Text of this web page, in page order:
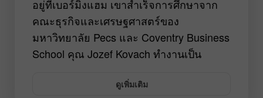
อยู่ที่เบอร์มิงแฮม เขาสำเร็จการศึกษาจาก
คณะธุรกิจและเศรษฐศาสตร์ของ
มหาวิทยาลัย Pecs และ Coventry Business
School คุณ Jozef Kovach ทำงานเป็น
ร่วมในการเทรด ในปี 2018 เขาเข้าเรียน
ดูเพิ่มเติม